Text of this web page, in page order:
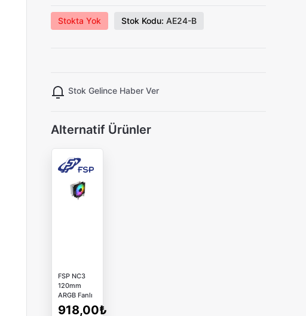
Stokta Yok Stok Kodu: AE24-B
Stok Gelince Haber Ver
Alternatif Ürünler
FSP NC3
120mm
ARGB Fanlı
LGA1700/1851/AM5
918,00₺